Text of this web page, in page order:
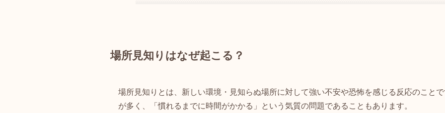
場所見知りはなぜ起こる？
場所見知りとは、新しい環境・見知らぬ場所に対して強い不安や恐怖を感じる反応のこと
が多く、「慣れるまでに時間がかかる」という気質の問題であることもあります。